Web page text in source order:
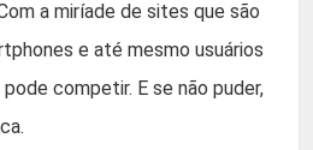
a miríade de sites que são
e até mesmo usuários
competir. E se não puder,